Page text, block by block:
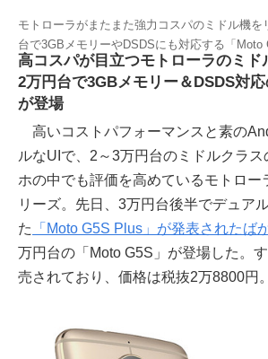
モトローラがまたまた強力コスパのミドル機を
台で3GBメモリーやDSDSにも対応する「Moto
高コスパが目立つモトローラのミド
2万円台で3GBメモリー＆DSDS対応
が登場
高いコストパフォーマンスと素の
ルなUIで、2～3万円台のミドルクラ
ホの中でも評価を高めているモトロー
リーズ。先日、3万円台後半でデュア
た
「Moto G5S Plus」が発表されたば
万円台の「Moto G5S」が登場した。
売されており、価格は税抜2万8800円。